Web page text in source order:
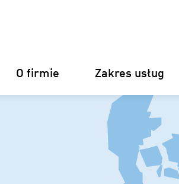
Niemcy
O firmie Zakres usług